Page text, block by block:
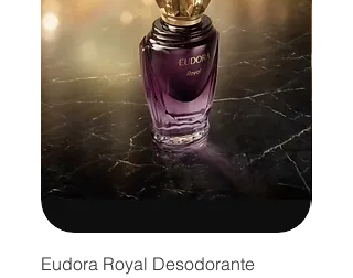
Eudora Royal Desodorante